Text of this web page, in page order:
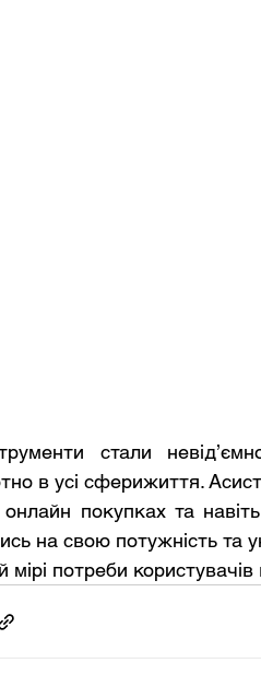
стали
в усі сферижиття.
онлайн покупках та
на свою потужність та
мірі потреби